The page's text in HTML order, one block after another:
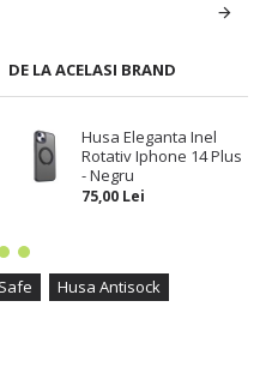
DE LA ACELASI BRAND
Husa Eleganta Inel
Rotativ Iphone 14 Plus
- Negru
75,00 Lei
Husa Antisock